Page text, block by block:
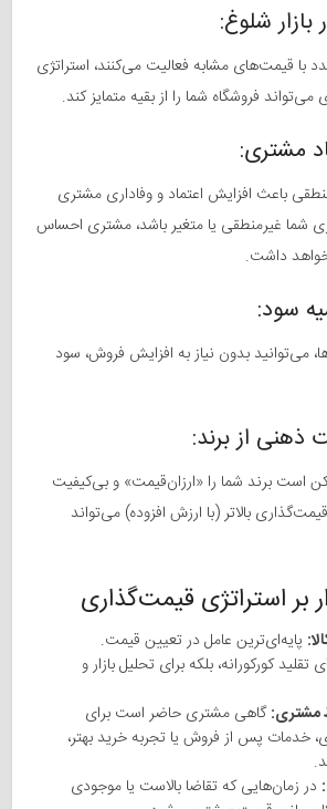
با قیمت‌های مشابه فعالیت می‌کنند، استراتژی
فروشگاه شما را از بقیه متمایز کند.
باعث افزایش اعتماد و وفاداری مشتری
شما غیرمنطقی یا متغیر باشد، مشتری احساس
داشت.
می‌توانید بدون نیاز به افزایش فروش، سود
است برند شما را «ارزان‌قیمت» و بی‌کیفیت
بالاتر (با ارزش افزوده) می‌تواند
بر استراتژی قیمت‌گذاری
پایه‌ای‌ترین عامل در تعیین قیمت.
تقلید کورکورانه، بلکه برای تحلیل بازار و
مشتری:گاهی مشتری حاضر است برای
خدمات پس از فروش یا تجربه خرید بهتر،
در زمان‌هایی که تقاضا بالاست یا موجودی